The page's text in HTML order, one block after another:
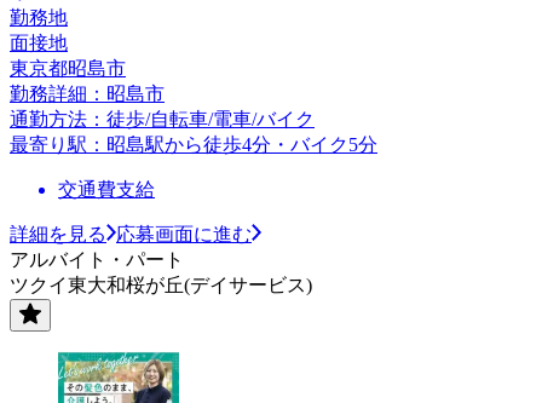
勤務地
面接地
東京都昭島市
勤務詳細：昭島市
通勤方法：徒歩/自転車/電車/バイク
最寄り駅：昭島駅から徒歩4分・バイク5分
交通費支給
詳細を見る
応募画面に進む
アルバイト・パート
ツクイ東大和桜が丘(デイサービス)